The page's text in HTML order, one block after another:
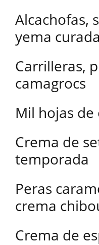
Alcachofas,
yema curada
Carrilleras,
camagrocs
Mil hojas
Crema de
temporada
Peras
crema
Crema de